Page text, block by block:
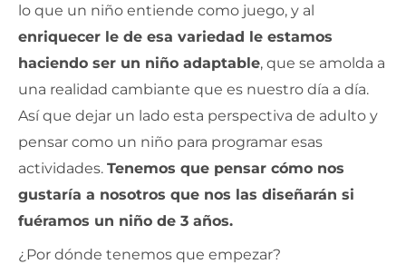
lo que un niño entiende como juego, y al
enriquecer le de esa variedad le estamos
haciendo ser un niño adaptable, que se amolda a
una realidad cambiante que es nuestro día a día.
Así que dejar un lado esta perspectiva de adulto y
pensar como un niño para programar esas
actividades. Tenemos que pensar cómo nos
gustaría a nosotros que nos las diseñarán si
fuéramos un niño de 3 años.
¿Por dónde tenemos que empezar?